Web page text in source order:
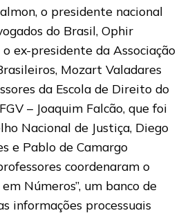
o presidente nacional
do Brasil, Ophir
ex-presidente da Associação
Mozart Valadares
da Escola de Direito do
– Joaquim Falcão, que foi
Nacional de Justiça, Diego
e Pablo de Camargo
coordenaram o
Números”, um banco de
informações processuais